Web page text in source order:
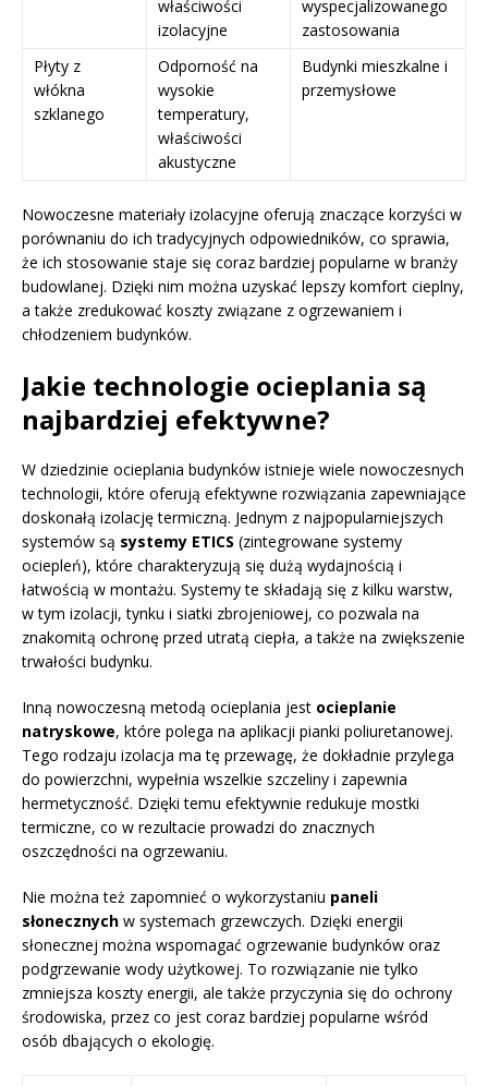
właściwości
izolacyjne
wyspecjalizowanego
zastosowania
Płyty z
włókna
szklanego
Odporność na
wysokie
temperatury,
właściwości
akustyczne
Budynki mieszkalne i
przemysłowe
Nowoczesne materiały izolacyjne oferują znaczące korzyści w
porównaniu do ich tradycyjnych odpowiedników, co sprawia,
że ich stosowanie staje się coraz bardziej popularne w branży
budowlanej. Dzięki nim można uzyskać lepszy komfort cieplny,
a także zredukować koszty związane z ogrzewaniem i
chłodzeniem budynków.
Jakie technologie ocieplania są
najbardziej efektywne?
W dziedzinie ocieplania budynków istnieje wiele nowoczesnych
technologii, które oferują efektywne rozwiązania zapewniające
doskonałą izolację termiczną. Jednym z najpopularniejszych
systemów są systemy ETICS (zintegrowane systemy
ociepleń), które charakteryzują się dużą wydajnością i
łatwością w montażu. Systemy te składają się z kilku warstw,
w tym izolacji, tynku i siatki zbrojeniowej, co pozwala na
znakomitą ochronę przed utratą ciepła, a także na zwiększenie
trwałości budynku.
Inną nowoczesną metodą ocieplania jest ocieplanie
natryskowe, które polega na aplikacji pianki poliuretanowej.
Tego rodzaju izolacja ma tę przewagę, że dokładnie przylega
do powierzchni, wypełnia wszelkie szczeliny i zapewnia
hermetyczność. Dzięki temu efektywnie redukuje mostki
termiczne, co w rezultacie prowadzi do znacznych
oszczędności na ogrzewaniu.
Nie można też zapomnieć o wykorzystaniu paneli
słonecznych w systemach grzewczych. Dzięki energii
słonecznej można wspomagać ogrzewanie budynków oraz
podgrzewanie wody użytkowej. To rozwiązanie nie tylko
zmniejsza koszty energii, ale także przyczynia się do ochrony
środowiska, przez co jest coraz bardziej popularne wśród
osób dbających o ekologię.